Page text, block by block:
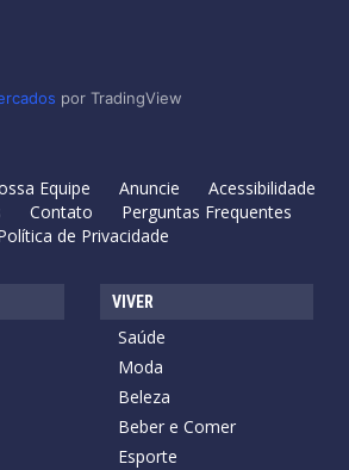
por TradingView
Equipe Anuncie
Acessibilidade
Contato
Perguntas Frequentes
de Privacidade
VIVER
Saúde
Moda
Beleza
Beber e Comer
Esporte